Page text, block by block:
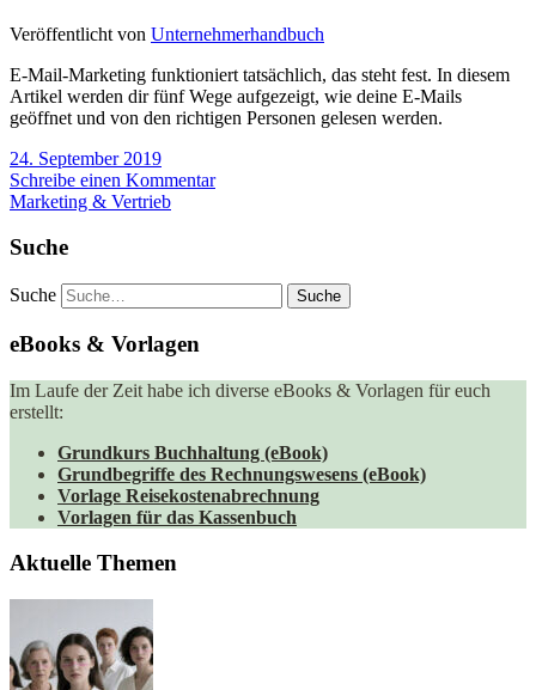
Veröffentlicht von Unternehmerhandbuch
E-Mail-Marketing funktioniert tatsächlich, das steht fest. In diesem
Artikel werden dir fünf Wege aufgezeigt, wie deine E-Mails
geöffnet und von den richtigen Personen gelesen werden.
24. September 2019
Schreibe einen Kommentar
Marketing & Vertrieb
Suche
Suche
eBooks & Vorlagen
Im Laufe der Zeit habe ich diverse eBooks & Vorlagen für euch
erstellt:
Grundkurs Buchhaltung (eBook)
Grundbegriffe des Rechnungswesens (eBook)
Vorlage Reisekostenabrechnung
Vorlagen für das Kassenbuch
Aktuelle Themen